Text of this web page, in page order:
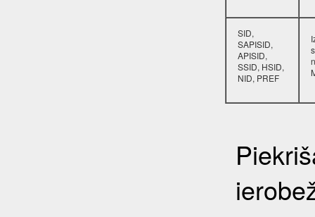
SID,
SAPISID,
APISID,
SSID, HSID,
NID, PREF